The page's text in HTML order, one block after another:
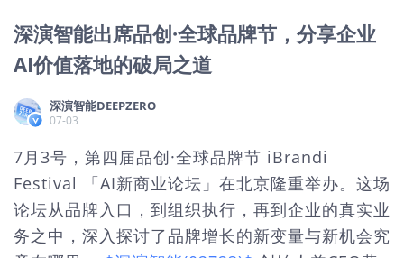
深演智能出席品创·全球品牌节，分享企业
AI价值落地的破局之道
深演智能DEEPZERO
07-03
7月3号，第四届品创·全球品牌节 iBrandi
Festival 「AI新商业论坛」在北京隆重举办。这场
论坛从品牌入口，到组织执行，再到企业的真实业
务之中，深入探讨了品牌增长的新变量与新机会究